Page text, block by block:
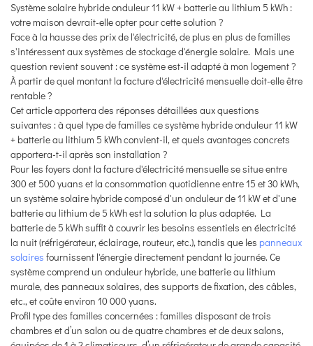
Système solaire hybride onduleur 11 kW + batterie au lithium 5 kWh :
votre maison devrait-elle opter pour cette solution ?
Face à la hausse des prix de l'électricité, de plus en plus de familles
s'intéressent aux systèmes de stockage d'énergie solaire. Mais une
question revient souvent : ce système est-il adapté à mon logement ?
À partir de quel montant la facture d'électricité mensuelle doit-elle être
rentable ?
Cet article apportera des réponses détaillées aux questions
suivantes : à quel type de familles ce système hybride onduleur 11 kW
+ batterie au lithium 5 kWh convient-il, et quels avantages concrets
apportera-t-il après son installation ?
Pour les foyers dont la facture d'électricité mensuelle se situe entre
300 et 500 yuans et la consommation quotidienne entre 15 et 30 kWh,
un système solaire hybride composé d'un onduleur de 11 kW et d'une
batterie au lithium de 5 kWh est la solution la plus adaptée. La
batterie de 5 kWh suffit à couvrir les besoins essentiels en électricité
la nuit (réfrigérateur, éclairage, routeur, etc.), tandis que les panneaux
solaires fournissent l'énergie directement pendant la journée. Ce
système comprend un onduleur hybride, une batterie au lithium
murale, des panneaux solaires, des supports de fixation, des câbles,
etc., et coûte environ 10 000 yuans.
Profil type des familles concernées : familles disposant de trois
chambres et d’un salon ou de quatre chambres et de deux salons,